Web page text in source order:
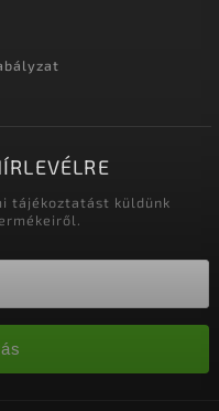
tájékoztatást küldünk